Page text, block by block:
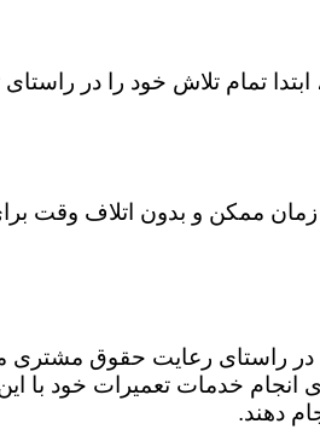
تمام تلاش خود را در
زمان ممکن و بدون اتلاف وقت
در راستای رعایت حقوق
خدمات تعمیرات خود با
دهند.